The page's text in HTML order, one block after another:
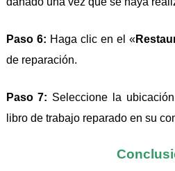
Paso 6: Haga clic en el «
de reparación.
Paso 7: Seleccione la
libro de trabajo reparado en su